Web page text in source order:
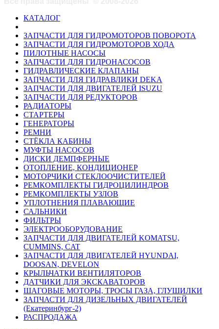
КАТАЛОГ
ЗАПЧАСТИ ДЛЯ ГИДРОМОТОРОВ ПОВОРОТА
ЗАПЧАСТИ ДЛЯ ГИДРОМОТОРОВ ХОДА
ПИЛОТНЫЕ НАСОСЫ
ЗАПЧАСТИ ДЛЯ ГИДРОНАСОСОВ
ГИДРАВЛИЧЕСКИЕ КЛАПАНЫ
ЗАПЧАСТИ ДЛЯ ГИДРАВЛИКИ DEKA
ЗАПЧАСТИ ДЛЯ ДВИГАТЕЛЕЙ ISUZU
ЗАПЧАСТИ ДЛЯ РЕДУКТОРОВ
РАДИАТОРЫ
СТАРТЕРЫ
ГЕНЕРАТОРЫ
РЕМНИ
СТЁКЛА КАБИНЫ
МУФТЫ НАСОСОВ
ДИСКИ ДЕМПФЕРНЫЕ
ОТОПЛЕНИЕ, КОНДИЦИОНЕР
МОТОРЧИКИ СТЕКЛООЧИСТИТЕЛЕЙ
РЕМКОМПЛЕКТЫ ГИДРОЦИЛИНДРОВ
РЕМКОМПЛЕКТЫ УЗЛОВ
УПЛОТНЕНИЯ ПЛАВАЮЩИЕ
САЛЬНИКИ
ФИЛЬТРЫ
ЭЛЕКТРООБОРУДОВАНИЕ
ЗАПЧАСТИ ДЛЯ ДВИГАТЕЛЕЙ KOMATSU,
CUMMINS, CAT
ЗАПЧАСТИ ДЛЯ ДВИГАТЕЛЕЙ HYUNDAI,
DOOSAN, DEVELON
КРЫЛЬЧАТКИ ВЕНТИЛЯТОРОВ
ДАТЧИКИ ДЛЯ ЭКСКАВАТОРОВ
ШАГОВЫЕ МОТОРЫ, ТРОСЫ ГАЗА, ГЛУШИЛКИ
ЗАПЧАСТИ ДЛЯ ДИЗЕЛЬНЫХ ДВИГАТЕЛЕЙ
(Екатеринбург-2)
РАСПРОДАЖА